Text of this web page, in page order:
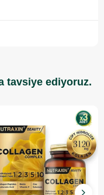
tavsiye ediyoruz.